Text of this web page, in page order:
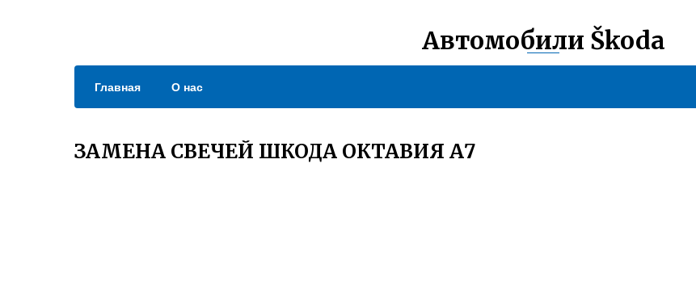
Автомобили Škoda
Главная О нас
ЗАМЕНА СВЕЧЕЙ ШКОДА ОКТАВИЯ А7